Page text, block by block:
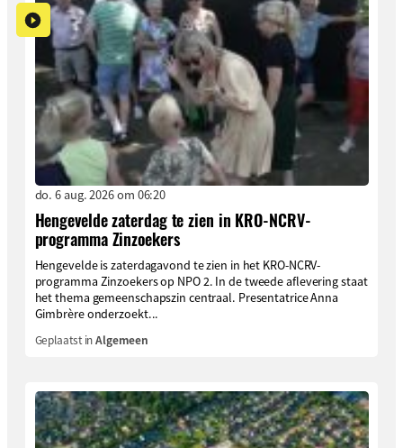
do. 6 aug. 2026 om 06:20
Hengevelde zaterdag te zien in KRO-NCRV-
programma Zinzoekers
Hengevelde is zaterdagavond te zien in het KRO-NCRV-
programma Zinzoekers op NPO 2. In de tweede aflevering staat
het thema gemeenschapszin centraal. Presentatrice Anna
Gimbrère onderzoekt...
Geplaatst inAlgemeen